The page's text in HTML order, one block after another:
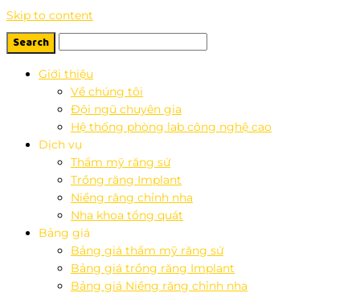
Skip to content
Giới thiệu
Về chúng tôi
Đội ngũ chuyên gia
Hệ thống phòng lab công nghệ cao
Dịch vụ
Thẩm mỹ răng sứ
Trồng răng Implant
Niềng răng chỉnh nha
Nha khoa tổng quát
Bảng giá
Bảng giá thẩm mỹ răng sứ
Bảng giá trồng răng Implant
Bảng giá Niềng răng chỉnh nha